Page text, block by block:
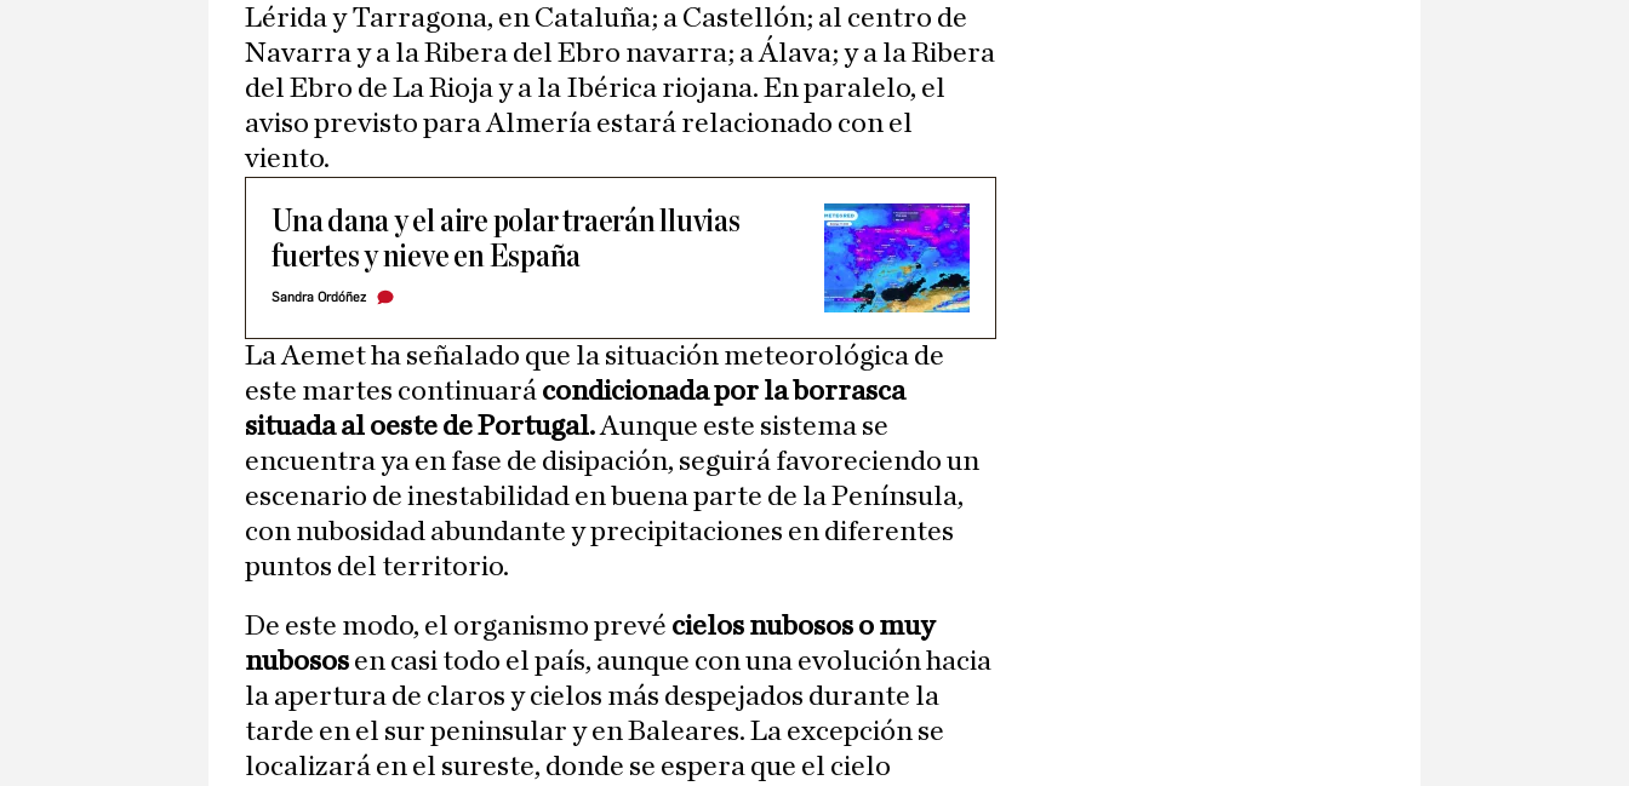
Lérida y Tarragona, en Cataluña; a Castellón; al centro de
Navarra y a la Ribera del Ebro navarra; a Álava; y a la Ribera
del Ebro de La Rioja y a la Ibérica riojana. En paralelo, el
aviso previsto para Almería estará relacionado con el
viento.
Una dana y el aire polar traerán lluvias
fuertes y nieve en España
Sandra Ordóñez
La Aemet ha señalado que la situación meteorológica de
este martes continuará condicionada por la borrasca
situada al oeste de Portugal.Aunque este sistema se
encuentra ya en fase de disipación, seguirá favoreciendo un
escenario de inestabilidad en buena parte de la Península,
con nubosidad abundante y precipitaciones en diferentes
puntos del territorio.
De este modo, el organismo prevé cielos nubosos o muy
nubosos en casi todo el país, aunque con una evolución hacia
la apertura de claros y cielos más despejados durante la
tarde en el sur peninsular y en Baleares. La excepción se
localizará en el sureste, donde se espera que el cielo